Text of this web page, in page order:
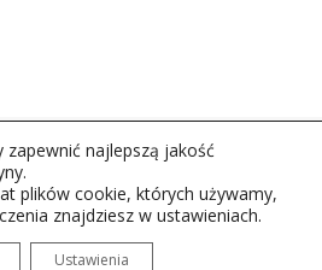
Rzeszów S.A. w likwidacj.
zapewnić najlepszą jakość
plików cookie, których używamy,
znajdziesz w ustawieniach.
Ustawienia